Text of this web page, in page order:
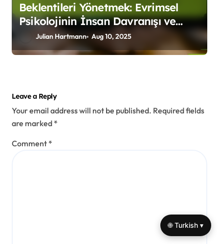
Beklentileri Yönetmek: Evrimsel
Psikolojinin İnsan Davranışı ve
İlişkileri Üzerindeki Etkisini
Anlamak
Julian Hartmann Aug 10, 2025
Leave a Reply
Your email address will not be published. Required fields
are marked *
Comment *
🌐 Turkish ▾